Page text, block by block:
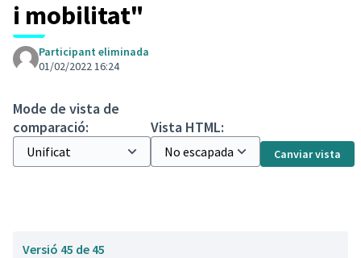
i mobilitat"
Participant eliminada
01/02/2022 16:24
Mode de vista de
comparació:
Vista HTML:
Canviar vista
Versió 45 de 45